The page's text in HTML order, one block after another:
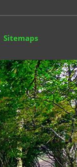
Sitemaps